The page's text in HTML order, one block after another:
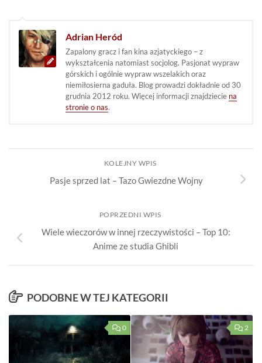
Adrian Heród
Zapalony gracz i fan kina azjatyckiego – z
wykształcenia natomiast socjolog. Pasjonat wypraw
górskich i ogólnie wypraw wszelakich oraz
niemiłosierna gaduła. Blog prowadzi dokładnie od 30
grudnia 2012 roku. Więcej informacji znajdziecie na
stronie o nas.
KOLEJNY WPIS
Pasje sprzed lat – Tazo Gwiezdne Wojny
POPRZEDNI WPIS
Wiele wieczorów w innej rzeczywistości – Top 10:
Anime ze studia Ghibli
PODOBNE W TEJ KATEGORII
0 2